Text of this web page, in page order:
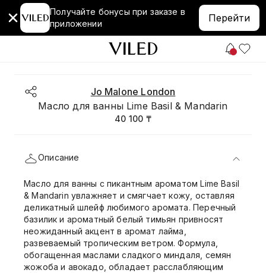
Получайте бонусы при заказе в
приложении
Перейти
Jo Malone London
Масло для ванны Lime Basil & Mandarin
40 100 ₸
Описание
Масло для ванны с пикантным ароматом Lime Basil
& Mandarin увлажняет и смягчает кожу, оставляя
деликатный шлейф любимого аромата. Перечный
базилик и ароматный белый тимьян привносят
неожиданный акцент в аромат лайма,
развеваемый тропическим ветром. Формула,
обогащенная маслами сладкого миндаля, семян
жожоба и авокадо, обладает расслабляющим